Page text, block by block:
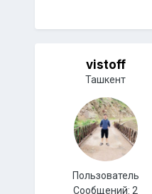
vistoff
Ташкент
Пользователь
Сообщений:2